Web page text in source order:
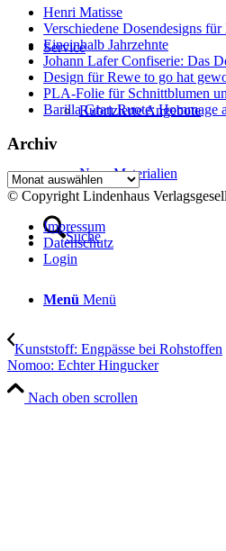
Service
Rubrizierte Angebote
Neue Materialien
Suche
Menü Menü
Henri Matisse
Verschiedene Dosendesigns
Eineinhalb Jahrzehnte
Johann Lafer Confiserie: Das
Design für Rewe to go hat
PLA-Folie für Schnittblumen
Barilla Gran Ruote: Hommage
Archiv
Archiv
© Copyright Lindenhaus
Impressum
Datenschutz
Login
Kunststoff: Engpässe bei Rohstoffen
Nomoo: Echter Hingucker
Nach oben scrollen